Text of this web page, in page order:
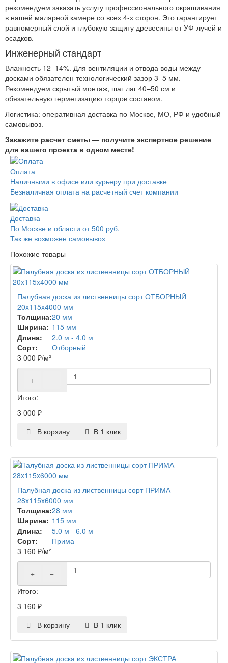
рекомендуем заказать услугу профессионального окрашивания
в нашей малярной камере со всех 4-х сторон. Это гарантирует
равномерный слой и глубокую защиту древесины от УФ-лучей и
осадков.
Инженерный стандарт
Влажность 12–14%. Для вентиляции и отвода воды между
досками обязателен технологический зазор 3–5 мм.
Рекомендуем скрытый монтаж, шаг лаг 40–50 см и
обязательную герметизацию торцов составом.
Логистика: оперативная доставка по Москве, МО, РФ и удобный
самовывоз.
Закажите расчет сметы — получите экспертное решение
для вашего проекта в одном месте!
Оплата
Наличными в офисе или курьеру при доставке
Безналичная оплата на расчетный счет компании
Доставка
По Москве и области от 500 руб.
Так же возможен самовывоз
Похожие товары
Палубная доска из лиственницы сорт ОТБОРНЫЙ
20x115x4000 мм
Толщина:20 мм
Ширина: 115 мм
Длина:
2.0 м - 4.0 м
Сорт:
Отборный
3 000 ₽/м²
+
−
Итого:
3 000 ₽
В корзину
В 1 клик
Палубная доска из лиственницы сорт ПРИМА
28x115x6000 мм
Толщина:28 мм
Ширина: 115 мм
Длина:
5.0 м - 6.0 м
Сорт:
Прима
3 160 ₽/м²
+
−
Итого:
3 160 ₽
В корзину
В 1 клик